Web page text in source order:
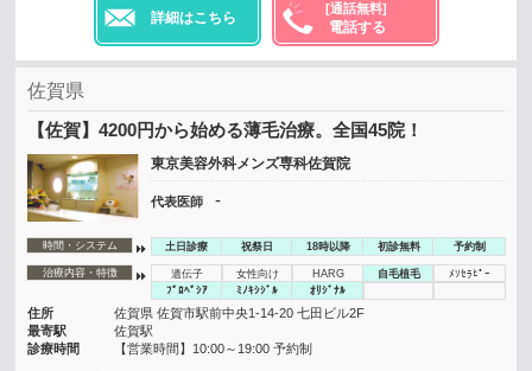
詳細はこちら
[通話無料]
電話する
佐賀県
【佐賀】4200円から始める薄毛治療。全国45院！
東京美容外科メンズ専科佐賀院
代表医師 -
時間・システム 土日診療 祝祭日 18時以降 初診無料 予約制
治療内容・特徴 遺伝子 女性向け HARG 自毛植毛
ﾒｿｾﾗﾋﾟｰ
ﾌﾟﾛﾍﾟｼｱ
ﾐﾉｷｼｼﾞﾙ ｵﾘｼﾞﾅﾙ
住所
佐賀県 佐賀市駅前中央1-14-20 七田ビル2F
最寄駅
佐賀駅
診療時間
【営業時間】10:00～19:00 予約制